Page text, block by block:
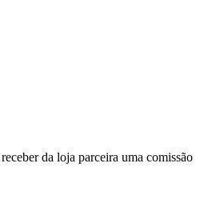
da loja parceira uma comissão